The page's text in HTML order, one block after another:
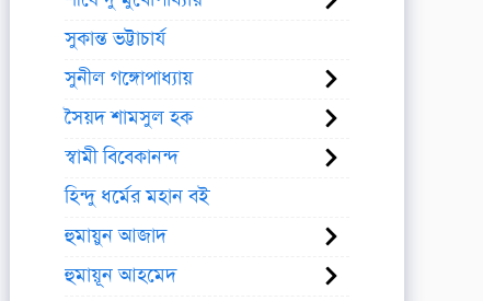
সুকান্ত ভট্টাচার্য
সুনীল গঙ্গোপাধ্যায়
সৈয়দ শামসুল হক
স্বামী বিবেকানন্দ
হিন্দু ধর্মের মহান বই
হুমায়ুন আজাদ
হুমায়ূন আহমেদ